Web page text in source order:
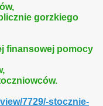
gorzkiego
finansowej pomocy
7729/-stocznie-